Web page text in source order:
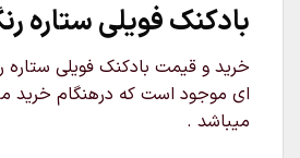
بادکنک فویلی ستاره
ای موجود است که درهنگام خرید
میباشد .